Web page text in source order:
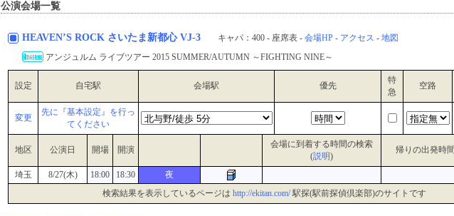
公演会場一覧
HEAVEN’S ROCK さいたま新都心 VJ-3 キャパ：400 - 座席表 - 会場HP - アクセス - 地図
アンジュルム ライブツアー 2015 SUMMER/AUTUMN ～FIGHTING NINE～
設定 自宅駅 会場駅 優先
特
急
空路
変更
先に『基本設定』を行っ
てください
地区 公演日 開場 開演
会場に到着する時間の検索
(説明)
帰りの出発時
埼玉 8/27(木) 18:00 18:30
夜
検索結果を表示しているページは http://ekitan.com/駅探(駅前探偵倶楽部)のサイトです